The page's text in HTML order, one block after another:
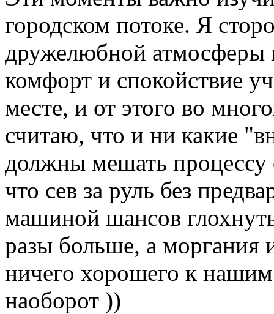
городском потоке. Я
дружелюбной атмосферы
комфорт и спокойствие
месте, и от этого во
считаю, что и ни какие
должны мешать процессу
что сев за руль без
машиной шансов
разы больше, а моргания
ничего хорошего к нашим
наоборот ))